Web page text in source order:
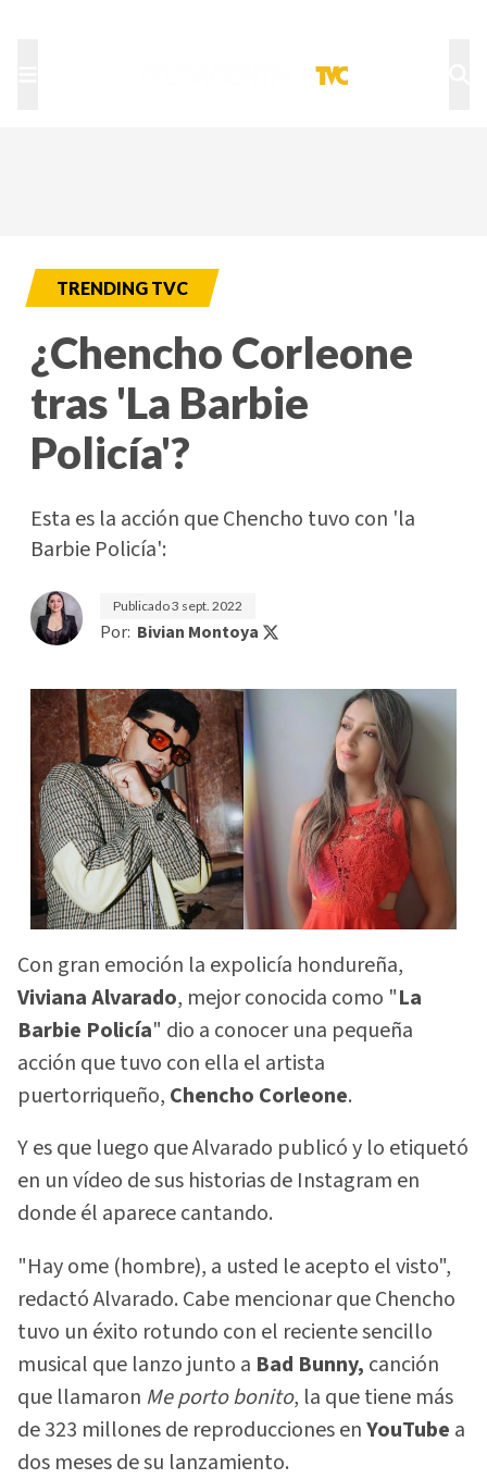
TRENDING TVC
¿Chencho Corleone
tras 'La Barbie
Policía'?
Esta es la acción que Chencho tuvo con 'la
Barbie Policía':
Publicado3 sept. 2022
Por: Bivian Montoya
Con gran emoción la expolicía hondureña,
Viviana Alvarado, mejor conocida como "La
Barbie Policía" dio a conocer una pequeña
acción que tuvo con ella el artista
puertorriqueño, Chencho Corleone.
Y es que luego que Alvarado publicó y lo etiquetó
en un vídeo de sus historias de Instagram en
donde él aparece cantando.
"Hay ome (hombre), a usted le acepto el visto",
redactó Alvarado. Cabe mencionar que Chencho
tuvo un éxito rotundo con el reciente sencillo
musical que lanzo junto a Bad Bunny, canción
que llamaron Me porto bonito, la que tiene más
de 323 millones de reproducciones enYouTube a
dos meses de su lanzamiento.